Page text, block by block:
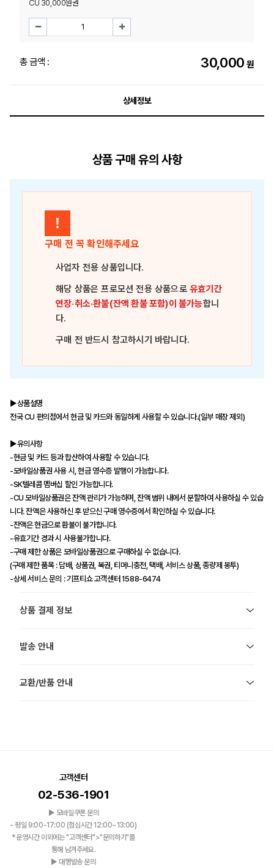
CU 30,000원권
총 금액 : 30,000 원
상세정보
상품 구매 유의 사항
!
구매 전 꼭 확인해주세요
사업자 전용 상품입니다.
해당 상품은프로모션 전용 상품으로유효기간
연장·취소·환불(잔액 환불 포함)이 불가능합니
다.
구매 전 반드시 참고하시기 바랍니다.
▶상품설명
전국 CU 편의점에서 현금 및 카드와 동일하게 사용할 수 있습니다.(일부 매장 제외)
▶유의사항
-현금 및 카드 등과 합산하여 사용할 수 있습니다.
-모바일상품권 사용 시, 현금 영수증 발행이 가능합니다.
-SK텔레콤 멤버십 할인 가능합니다.
-CU 모바일상품권은 잔액 관리가 가능하며, 잔액 범위 내에서 분할하여 사용하실 수 있습
니다. 잔액은 사용하신 후 받으신 구매 영수증에서 확인하실 수 있습니다.
-잔액은 현금으로 환불이 불가합니다.
-유효기간 경과 시 사용불가합니다.
-구매 제한 상품은 모바일상품권으로 구매하실 수 없습니다.
(구매 제한 품목 : 담배, 상품권, 복권, 티머니충전, 택배, 서비스 상품, 종량제 봉투)
-상세 서비스 문의 : 기프티쇼 고객센터 1588-6474
상품 결제 정보
발송 안내
교환/반품 안내
고객센터
02-536-1901
▶ 모바일쿠폰 문의
- 평일 9:00-17:00 (점심시간 12:00~13:00)
*운영시간 이외에는 "고객센터">"문의하기"를
통해 남겨주세요.
▶ 대행발송 문의